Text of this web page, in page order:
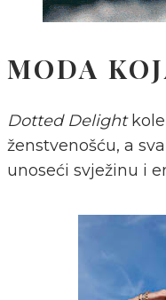
MODA
Dotted Delight
ženstvenošću, a
unoseći svježinu i